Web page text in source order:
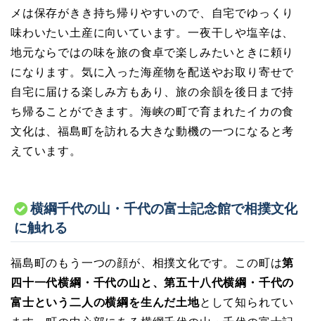
メは保存がきき持ち帰りやすいので、自宅でゆっくり
味わいたい土産に向いています。一夜干しや塩辛は、
地元ならではの味を旅の食卓で楽しみたいときに頼り
になります。気に入った海産物を配送やお取り寄せで
自宅に届ける楽しみ方もあり、旅の余韻を後日まで持
ち帰ることができます。海峡の町で育まれたイカの食
文化は、福島町を訪れる大きな動機の一つになると考
えています。
横綱千代の山・千代の富士記念館で相撲文化
に触れる
福島町のもう一つの顔が、相撲文化です。この町は第
四十一代横綱・千代の山と、第五十八代横綱・千代の
富士という二人の横綱を生んだ土地として知られてい